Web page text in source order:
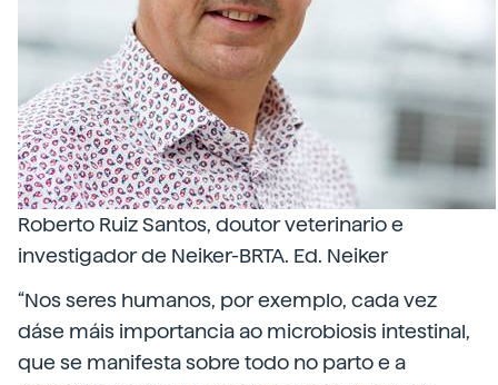
Roberto Ruiz Santos, doutor veterinario e
investigador de Neiker-BRTA. Ed. Neiker
“Nos seres humanos, por exemplo, cada vez
dáse máis importancia ao microbiosis intestinal,
que se manifesta sobre todo no parto e a